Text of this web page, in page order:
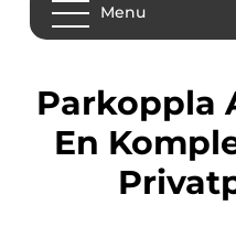
Menu
Parkoppla Apple Watch:
En